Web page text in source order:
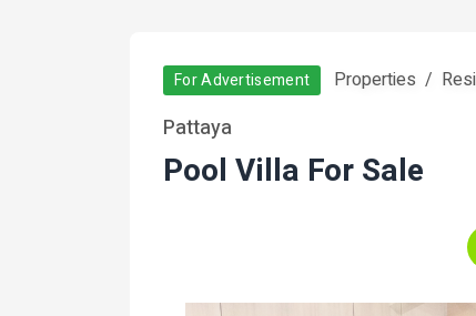
For Advertisement Properties
Pattaya
Pool Villa For Sale